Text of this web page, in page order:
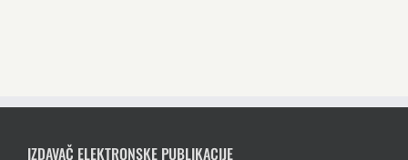
IZDAVAČ ELEKTRONSKE PUBLIKACIJE